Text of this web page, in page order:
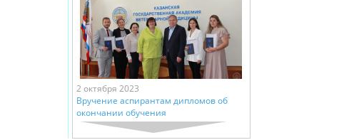
2 октября 2023
Вручение аспирантам дипломов об
окончании обучения